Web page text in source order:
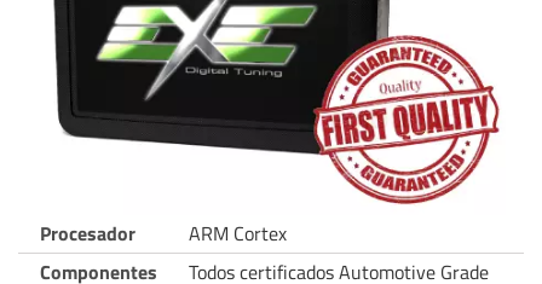
Procesador
ARM Cortex
Componentes
Todos certificados Automotive Grade